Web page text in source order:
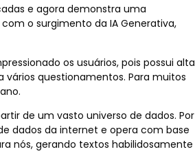
e agora demonstra uma
o surgimento da IA Generativa,
os usuários, pois possui alta
questionamentos. Para muitos
de um vasto universo de dados. Por
dados da internet e opera com base
nós, gerando textos habilidosamente